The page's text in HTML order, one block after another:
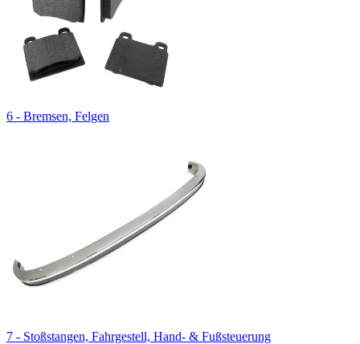
6 - Bremsen, Felgen
7 - Stoßstangen, Fahrgestell, Hand- & Fußsteuerung